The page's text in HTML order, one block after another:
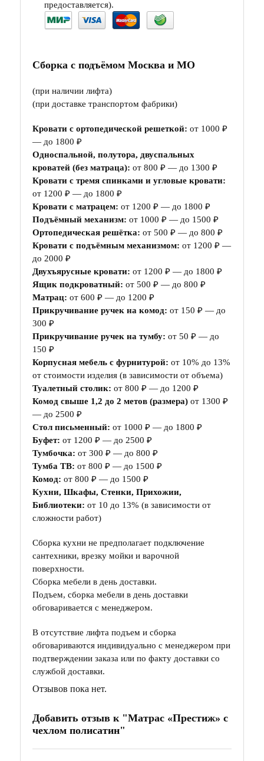
предоставляется).
Сборка с подъёмом Москва и МО
(при наличии лифта)
(при доставке транспортом фабрики)
Кровати с ортопедической решеткой: от 1000 ₽
— до 1800 ₽
Односпальной, полутора, двуспальных
кроватей (без матраца): от 800 ₽ — до 1300 ₽
Кровати с тремя спинками и угловые кровати:
от 1200 ₽ — до 1800 ₽
Кровати с матрацем: от 1200 ₽ — до 1800 ₽
Подъёмный механизм: от 1000 ₽ — до 1500 ₽
Ортопедическая решётка: от 500 ₽ — до 800 ₽
Кровати с подъёмным механизмом: от 1200 ₽ —
до 2000 ₽
Двухъярусные кровати: от 1200 ₽ — до 1800 ₽
Ящик подкроватный: от 500 ₽ — до 800 ₽
Матрац: от 600 ₽ — до 1200 ₽
Прикручивание ручек на комод: от 150 ₽ — до
300 ₽
Прикручивание ручек на тумбу: от 50 ₽ — до
150 ₽
Корпусная мебель с фурнитурой: от 10% до 13%
от стоимости изделия (в зависимости от объема)
Туалетный столик: от 800 ₽ — до 1200 ₽
Комод свыше 1,2 до 2 метов (размера) от 1300 ₽
— до 2500 ₽
Стол письменный: от 1000 ₽ — до 1800 ₽
Буфет: от 1200 ₽ — до 2500 ₽
Тумбочка: от 300 ₽ — до 800 ₽
Тумба ТВ: от 800 ₽ — до 1500 ₽
Комод: от 800 ₽ — до 1500 ₽
Кухни, Шкафы, Стенки, Прихожии,
Библиотеки: от 10 до 13% (в зависимости от
сложности работ)
Сборка кухни не предполагает подключение
сантехники, врезку мойки и варочной
поверхности.
Сборка мебели в день доставки.
Подъем, сборка мебели в день доставки
обговаривается с менеджером.
В отсутствие лифта подъем и сборка
обговариваются индивидуально с менеджером при
подтверждении заказа или по факту доставки со
службой доставки.
Отзывов пока нет.
Добавить отзыв к "Матрас «Престиж» с
чехлом полисатин"